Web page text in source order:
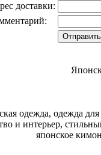
доставки:
одежда, одежда
и интерьер,
японское